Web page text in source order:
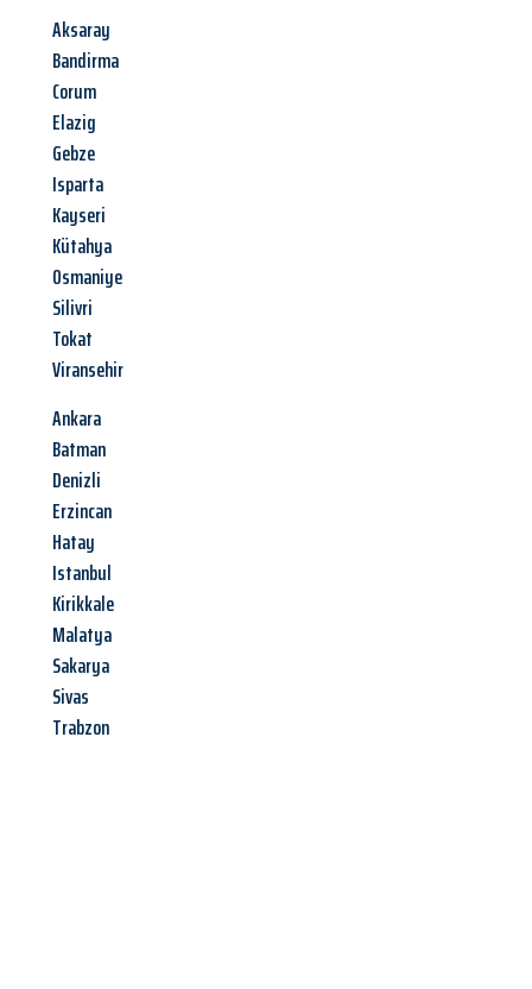
Aksaray
Bandirma
Corum
Elazig
Gebze
Isparta
Kayseri
Kütahya
Osmaniye
Silivri
Tokat
Viransehir
Ankara
Batman
Denizli
Erzincan
Hatay
Istanbul
Kirikkale
Malatya
Sakarya
Sivas
Trabzon